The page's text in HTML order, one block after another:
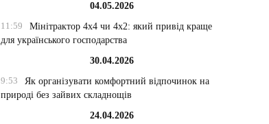
04.05.2026
11:59
Мінітрактор 4х4 чи 4х2: який привід краще
для українського господарства
30.04.2026
9:53
Як організувати комфортний відпочинок на
природі без зайвих складнощів
24.04.2026